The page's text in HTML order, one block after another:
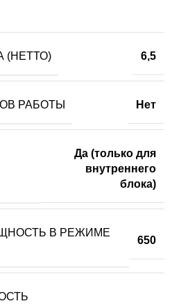
(НЕТТО) 6,5
РАБОТЫ Нет
Да (только для
внутреннего
блока)
В РЕЖИМЕ
650